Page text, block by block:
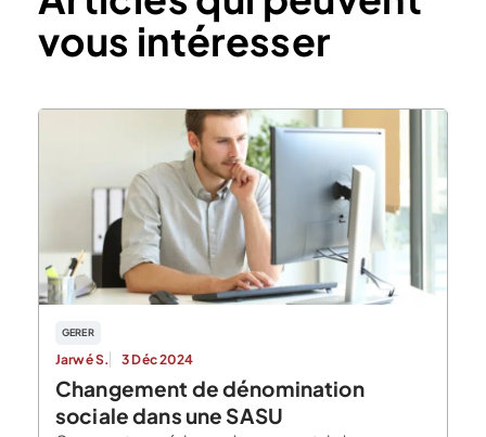
vous intéresser
GERER
Jarwé S. 3 Déc 2024
Changement de dénomination
sociale dans une SASU